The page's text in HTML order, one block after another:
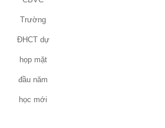
Trường
ĐHCT dự
họp mặt
đầu năm
học mới